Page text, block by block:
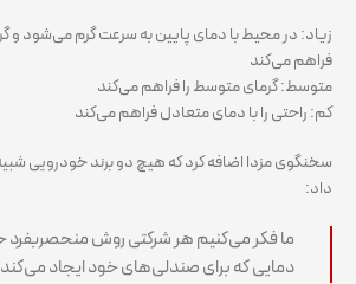
زیاد: در محیط با دمای پایین به سرعت گرم می‌شود و
فراهم می‌کند
متوسط: گرمای متوسط ​​را فراهم می‌کند
کم: راحتی را با دمای متعادل فراهم می‌کند
سخنگوی مزدا اضافه کرد که هیچ دو برند خودرویی
داد:
ما فکر می‌کنیم هر شرکتی روش منحصربفرد
دمایی که برای صندلی‌های خود ایجاد